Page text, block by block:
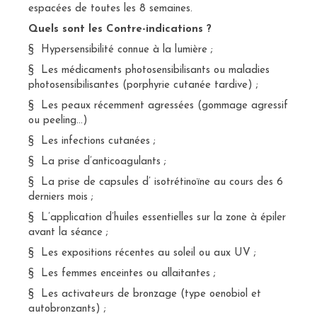
espacées de toutes les 8 semaines.
Quels sont les Contre-indications ?
§ Hypersensibilité connue à la lumière ;
§ Les médicaments photosensibilisants ou maladies
photosensibilisantes (porphyrie cutanée tardive) ;
§ Les peaux récemment agressées (gommage agressif
ou peeling…)
§ Les infections cutanées ;
§ La prise d’anticoagulants ;
§ La prise de capsules d’ isotrétinoïne au cours des 6
derniers mois ;
§ L’application d’huiles essentielles sur la zone à épiler
avant la séance ;
§ Les expositions récentes au soleil ou aux UV ;
§ Les femmes enceintes ou allaitantes ;
§ Les activateurs de bronzage (type oenobiol et
autobronzants) ;